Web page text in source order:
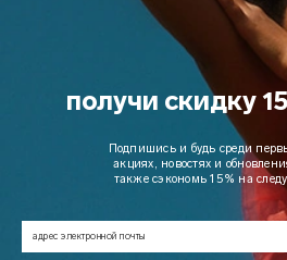
получи скидку
Подпишись и будь среди
акциях, новостях и
также сэкономь 15% на